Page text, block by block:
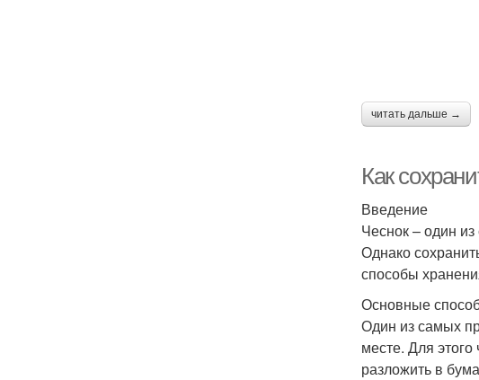
читать дальше →
Как
Введение
Чеснок – один
Однако
способы
Основные
Один из самых
месте. Для этого
разложить в